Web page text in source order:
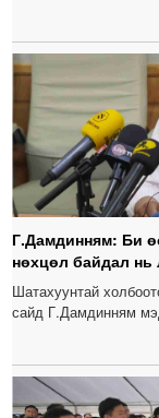
Г.Дамдинням: Би
нөхцөл байдал нь
Шатахуунтай
сайд Г.Дамдинням